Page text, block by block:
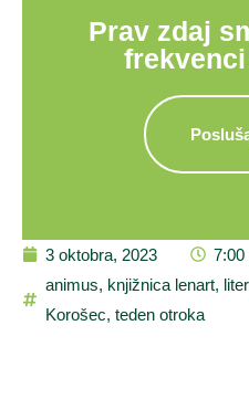
Prav zdaj
frekvenci
3 oktobra, 2023
7:00
animus, knjižnica lenart,
Korošec, teden otroka